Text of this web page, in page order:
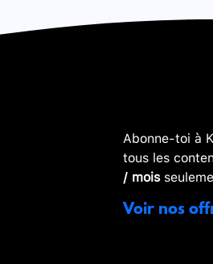
Abonne-toi à
tous les
/ mois
Voir nos